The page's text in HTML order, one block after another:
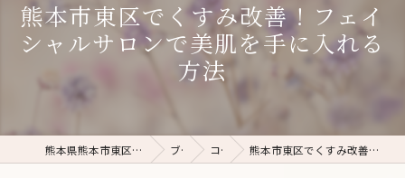
熊本市東区でくすみ改善！フェイ
シャルサロンで美肌を手に入れる
方法
熊本県熊本市東区のフェイシャルエステならSIROE ブログ コラム 熊本市東区でくすみ改善！フェイシャルサロンで美肌を手に入れる方法